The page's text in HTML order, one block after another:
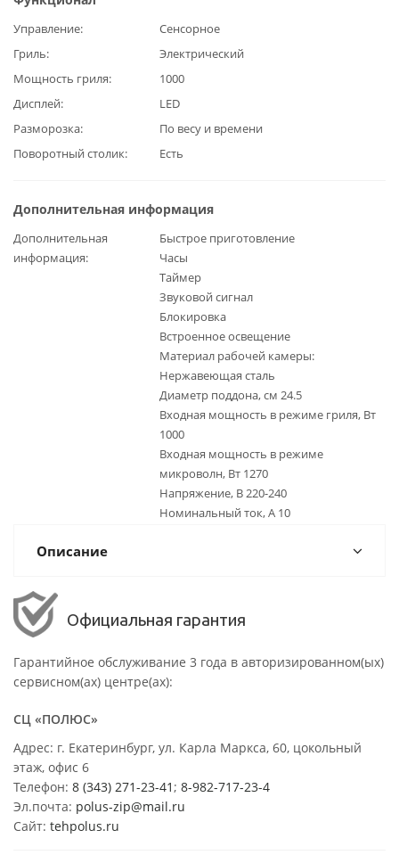
Управление
Сенсорное
Гриль
Электрический
Мощность гриля
1000
Дисплей
LED
Разморозка
По весу и времени
Поворотный столик
Есть
Дополнительная информация
Дополнительная
информация
Быстрое приготовление
Часы
Таймер
Звуковой сигнал
Блокировка
Встроенное освещение
Материал рабочей камеры:
Нержавеющая сталь
Диаметр поддона, см 24.5
Входная мощность в режиме гриля, Вт
1000
Входная мощность в режиме
микроволн, Вт 1270
Напряжение, В 220-240
Номинальный ток, А 10
Описание
Официальная гарантия
Гарантийное обслуживание 3 года в авторизированном(ых)
сервисном(ах) центре(ах):
СЦ «ПОЛЮС»
Адрес: г. Екатеринбург, ул. Карла Маркса, 60, цокольный
этаж, офис 6
Телефон: 8 (343) 271-23-41 ; 8-982-717-23-4
Эл.почта: polus-zip@mail.ru
Сайт: tehpolus.ru